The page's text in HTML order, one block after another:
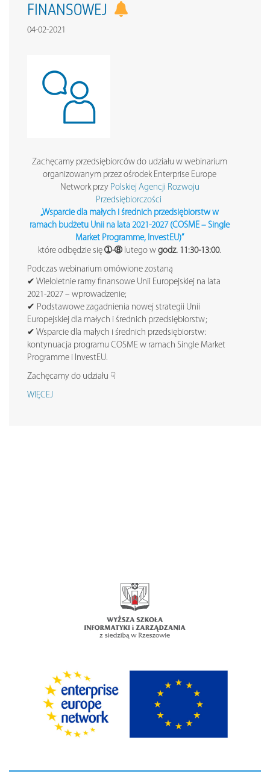
FINANSOWEJ
04-02-2021
Zachęcamy przedsiębiorców do udziału w webinarium
organizowanym przez ośrodek Enterprise Europe
Network przy Polskiej Agencji Rozwoju
Przedsiębiorczości
„Wsparcie dla małych i średnich przedsiębiorstw w
ramach budżetu Unii na lata 2021-2027 (COSME – Single
Market Programme, InvestEU)”
które odbędzie się ➀-➇ lutego w godz. 11:30-13:00.
Podczas webinarium omówione zostaną
✔ Wieloletnie ramy finansowe Unii Europejskiej na lata
2021-2027 – wprowadzenie;
✔ Podstawowe zagadnienia nowej strategii Unii
Europejskiej dla małych i średnich przedsiębiorstw;
✔ Wsparcie dla małych i średnich przedsiębiorstw:
kontynuacja programu COSME w ramach Single Market
Programme i InvestEU.
Zachęcamy do udziału ☟
WIĘCEJ